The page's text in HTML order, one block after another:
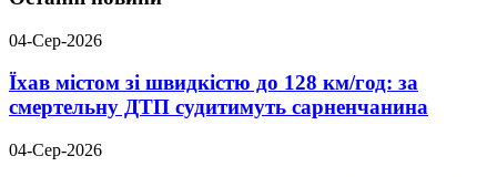
04-Сер-2026
Їхав містом зі швидкістю до 128 км/год: за
смертельну ДТП судитимуть сарненчанина
04-Сер-2026